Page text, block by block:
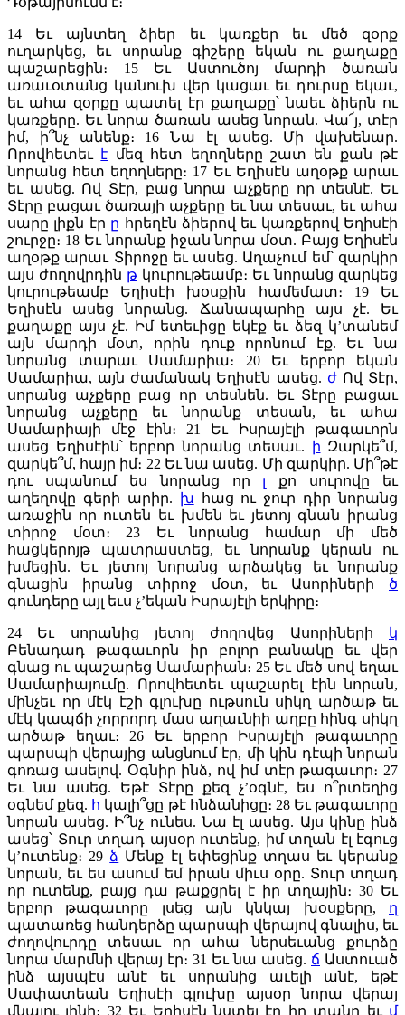
14
Եւ այնտեղ ձիեր եւ կառքեր եւ մեծ զօրք
ուղարկեց, եւ սորանք գիշերը եկան ու քաղաքը
պաշարեցին։ 15
Եւ Աստուծոյ մարդի ծառան
առաւօտանց կանուխ վեր կացաւ եւ դուրսը եկաւ,
եւ ահա զօրքը պատել էր քաղաքը՝ նաեւ ձիերն ու
կառքերը. Եւ նորա ծառան ասեց նորան. Վա՜յ, տէր
իմ, ի՞նչ անենք։ 16
Նա էլ ասեց. Մի վախենար.
Որովհետեւ
է մեզ հետ եղողները շատ են քան թէ
նորանց հետ եղողները։ 17 Եւ Եղիսէն աղօթք արաւ
եւ ասեց. Ով Տէր, բաց նորա աչքերը որ տեսնէ. Եւ
Տէրը բացաւ ծառայի աչքերը եւ նա տեսաւ, եւ ահա
սարը լիքն էր ը հրեղէն ձիերով եւ կառքերով Եղիսէի
շուրջը։ 18 Եւ նորանք իջան նորա մօտ. Բայց Եղիսէն
աղօթք արաւ Տիրոջը եւ ասեց. Աղաչում եմ՝ զարկիր
այս ժողովրդին թ կուրութեամբ։ Եւ նորանց զարկեց
կուրութեամբ Եղիսէի խօսքին համեմատ։ 19
Եւ
Եղիսէն ասեց նորանց. Ճանապարհը այս չէ. Եւ
քաղաքը այս չէ. Իմ ետեւիցը եկէք եւ ձեզ կ’տանեմ
այն մարդի մօտ, որին դուք որոնում էք. Եւ նա
նորանց տարաւ Սամարիա։ 20
Եւ երբոր եկան
Սամարիա, այն ժամանակ Եղիսէն ասեց. ժ Ով Տէր,
սորանց աչքերը բաց որ տեսնեն. Եւ Տէրը բացաւ
նորանց աչքերը եւ նորանք տեսան, եւ ահա
Սամարիայի մէջ էին։ 21
Եւ Իսրայէլի թագաւորն
ասեց Եղիսէին՝ երբոր նորանց տեսաւ.
ի Զարկե՞մ,
զարկե՞մ, հայր իմ։ 22 Եւ նա ասեց. Մի զարկիր. Մի՞թէ
դու սպանում ես նորանց որ լ
քո սուրովը եւ
աղեղովը գերի արիր.
խ
հաց ու ջուր դիր նորանց
առաջին որ ուտեն եւ խմեն եւ յետոյ գնան իրանց
տիրոջ մօտ։ 23
Եւ նորանց համար մի մեծ
հացկերոյթ պատրաստեց, եւ նորանք կերան ու
խմեցին. Եւ յետոյ նորանց արձակեց եւ նորանք
գնացին իրանց տիրոջ մօտ, եւ Ասորիների ծ
գունդերը այլ եւս չ’եկան Իսրայէլի երկիրը։
24 Եւ սորանից յետոյ ժողովեց Ասորիների կ
Բենադադ թագաւորն իր բոլոր բանակը եւ վեր
գնաց ու պաշարեց Սամարիան։ 25 Եւ մեծ սով եղաւ
Սամարիայումը. Որովհետեւ պաշարել էին նորան,
մինչեւ որ մէկ էշի գլուխը ութսուն սիկղ արծաթ եւ
մէկ կապճի չորրորդ մաս աղաւնիի աղբը հինգ սիկղ
արծաթ եղաւ։ 26
Եւ երբոր Իսրայէլի թագաւորը
պարսպի վերայից անցնում էր, մի կին դէպի նորան
գոռաց ասելով. Օգնիր ինձ, ով իմ տէր թագաւոր։ 27
Եւ նա ասեց. Եթէ Տէրը քեզ չ’օգնէ, ես ո՞րտեղից
օգնեմ քեզ. հ կալի՞ցը թէ հնձանիցը։ 28 Եւ թագաւորը
նորան ասեց. Ի՞նչ ունես. Նա էլ ասեց. Այս կինը ինձ
ասեց՝ Տուր տղադ այսօր ուտենք, իմ տղան էլ էգուց
կ’ուտենք։ 29 ձ Մենք էլ եփեցինք տղաս եւ կերանք
նորան, եւ ես ասում եմ իրան միւս օրը. Տուր տղադ
որ ուտենք, բայց դա թաքցրել է իր տղային։ 30 Եւ
երբոր թագաւորը լսեց այն կնկայ խօսքերը, ղ
պատառեց հանդերձը պարսպի վերայով գնալիս, եւ
ժողովուրդը տեսաւ որ ահա ներսեւանց քուրձը
նորա մարմնի վերայ էր։ 31 Եւ նա ասեց. ճ Աստուած
ինձ այսպէս անէ եւ սորանից աւելի անէ, եթէ
Սափատեան Եղիսէի գլուխը այսօր նորա վերայ
մնալու լինի։ 32 Եւ Եղիսէն նստել էր իր տանը եւ մ